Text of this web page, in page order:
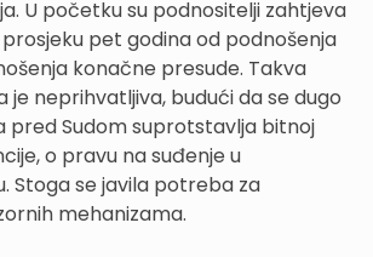
U početku su podnositelji zahtjeva
pet godina od podnošenja
konačne presude. Takva
je neprihvatljiva, budući da se dugo
pred Sudom suprotstavlja bitnoj
o pravu na suđenje u
Stoga se javila potreba za
mehanizama.